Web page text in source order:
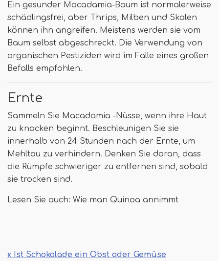
Ein gesunder Macadamia-Baum ist normalerweise
schädlingsfrei, aber Thrips, Milben und Skalen
können ihn angreifen. Meistens werden sie vom
Baum selbst abgeschreckt. Die Verwendung von
organischen Pestiziden wird im Falle eines großen
Befalls empfohlen.
Ernte
Sammeln Sie Macadamia -Nüsse, wenn ihre Haut
zu knacken beginnt. Beschleunigen Sie sie
innerhalb von 24 Stunden nach der Ernte, um
Mehltau zu verhindern. Denken Sie daran, dass
die Rümpfe schwieriger zu entfernen sind, sobald
sie trocken sind.
Lesen Sie auch: Wie man Quinoa annimmt
« Ist Schokolade ein Obst oder Gemüse